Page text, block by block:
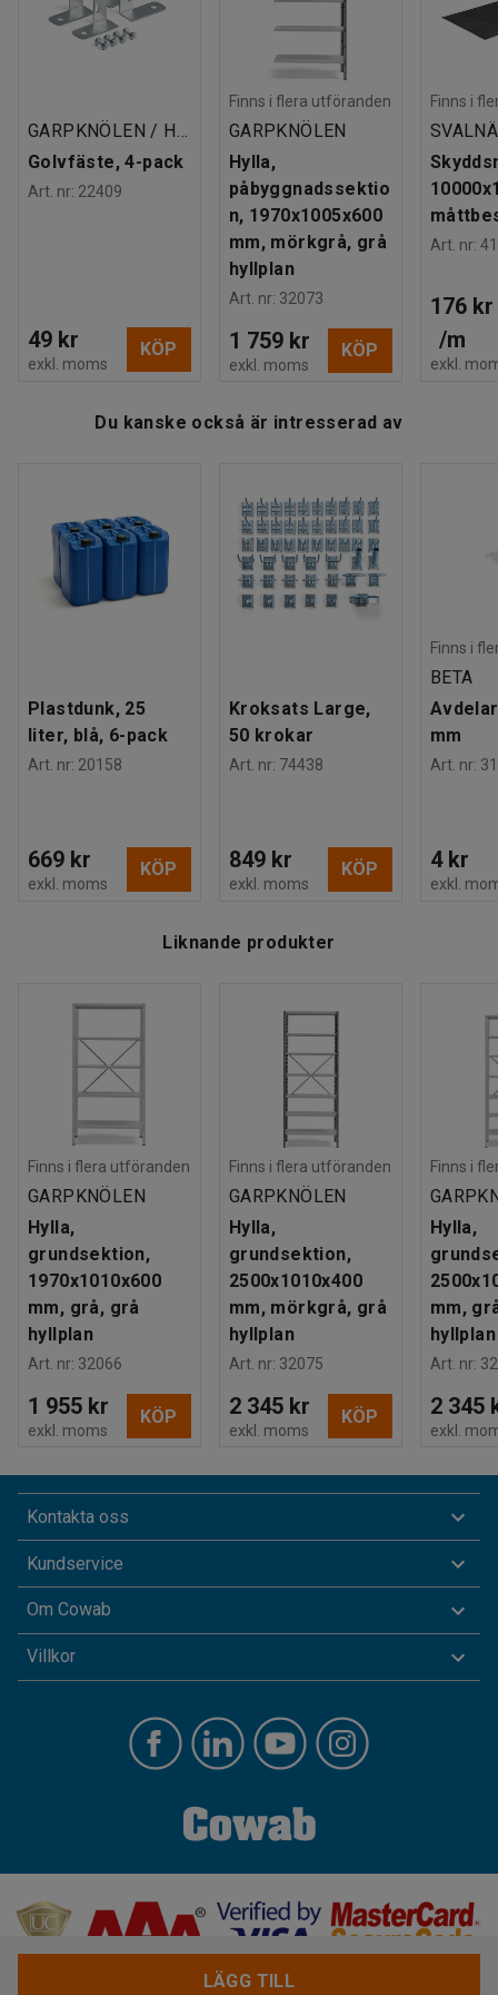
kontoret samt andra miljöer där förvaring av tyngre föremål
och gods förekommer.
Behöver du mer förvaringsutrymme kan du bygga på hyllan
med påbyggnadssektioner och extra hyllplan.
Färgkod stolpe:
Material hyllplan
Maxbelastning hyllplan (jämnt fördelat): 170 kg
Rek. antal personer för hantering: 2
Estimerad hanteringstid/person
Vikt
35,4 kg
Levereras omonterad
Golvfäste, 4-pack
Art. nr: 22409
49 kr
exkl. moms
KÖP
Finns i flera utföranden
GARPKNÖLEN
Hylla,
påbyggnadssektio
n, 1970x1005x600
mm, mörkgrå, grå
hyllplan
Art. nr: 32073
1 759 kr
exkl. moms
KÖP
Finns i
Art. nr:
176 kr
/m
exkl.
Du kanske också är intresserad av
Plastdunk, 25
liter, blå, 6-pack
Art. nr: 20158
669 kr
exkl. moms
KÖP
Kroksats Large,
50 krokar
Art. nr: 74438
849 kr
exkl. moms
KÖP
Finns i
BETA
mm
Art. nr:
4 kr
exkl.
Liknande produkter
Finns i flera utföranden
GARPKNÖLEN
Hylla,
grundsektion,
1970x1010x600
mm, grå, grå
hyllplan
Art. nr: 32066
1 955 kr
exkl. moms
KÖP
Finns i flera utföranden
GARPKNÖLEN
Hylla,
grundsektion,
2500x1010x400
mm, mörkgrå, grå
hyllplan
Art. nr: 32075
2 345 kr
exkl. moms
KÖP
Finns i
Hylla,
mm,
hyllplan
Art. nr:
2 345
exkl.
Kontakta oss
Kundservice
Om Cowab
Villkor
LÄGG TILL